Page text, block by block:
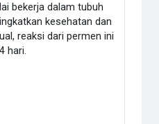
bekerja dalam tubuh
kesehatan dan
reaksi dari permen ini
hari.